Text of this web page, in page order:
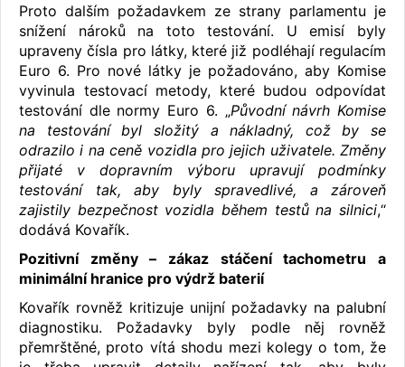
Proto dalším požadavkem ze strany parlamentu je
snížení nároků na toto testování. U emisí byly
upraveny čísla pro látky, které již podléhají regulacím
Euro 6. Pro nové látky je požadováno, aby Komise
vyvinula testovací metody, které budou odpovídat
testování dle normy Euro 6. „Původní návrh Komise
na testování byl složitý a nákladný, což by se
odrazilo i na ceně vozidla pro jejich uživatele. Změny
přijaté v dopravním výboru upravují podmínky
testování tak, aby byly spravedlivé, a zároveň
zajistily bezpečnost vozidla během testů na silnici,“
dodává Kovařík.
Pozitivní změny – zákaz stáčení tachometru a
minimální hranice pro výdrž baterií
Kovařík rovněž kritizuje unijní požadavky na palubní
diagnostiku. Požadavky byly podle něj rovněž
přemrštěné, proto vítá shodu mezi kolegy o tom, že